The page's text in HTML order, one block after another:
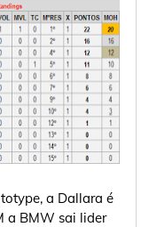
a Dallara é
a BMW sai lider